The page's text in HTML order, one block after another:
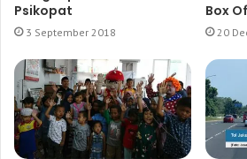
Psikopat
3 September 2018
Box
20